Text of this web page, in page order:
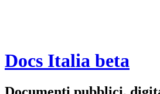
Docs Italia beta